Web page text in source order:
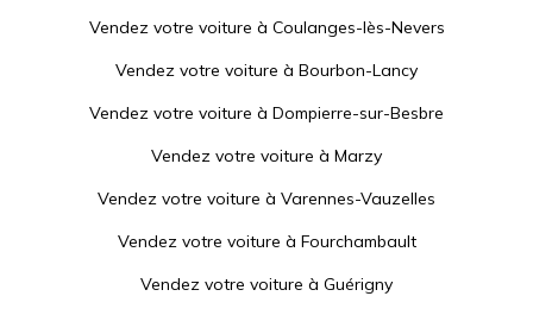
Vendez votre voiture à Coulanges-lès-Nevers
Vendez votre voiture à Bourbon-Lancy
Vendez votre voiture à Dompierre-sur-Besbre
Vendez votre voiture à Marzy
Vendez votre voiture à Varennes-Vauzelles
Vendez votre voiture à Fourchambault
Vendez votre voiture à Guérigny